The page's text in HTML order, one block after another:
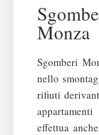
Monza
Sgomberi
nello
rifiuti
effettua